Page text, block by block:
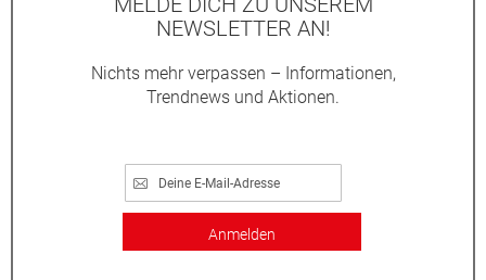
NEWSLETTER AN!
Nichts mehr verpassen – Informationen,
Trendnews und Aktionen.
Anmelden